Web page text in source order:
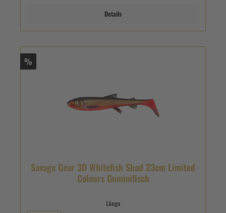
Details
%
Savage Gear 3D Whitefish Shad 23cm Limited
Colours Gummifisch
Länge